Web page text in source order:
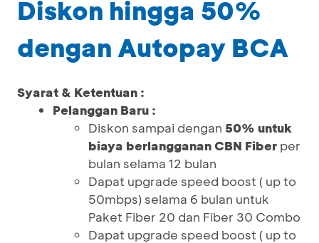
Diskon hingga 50%
dengan Autopay BCA
Syarat & Ketentuan :
Pelanggan Baru :
Diskon sampai dengan 50% untuk
biaya berlangganan CBN Fiber per
bulan selama 12 bulan
Dapat upgrade speed boost ( up to
50mbps) selama 6 bulan untuk
Paket Fiber 20 dan Fiber 30 Combo
Dapat upgrade speed boost ( up to